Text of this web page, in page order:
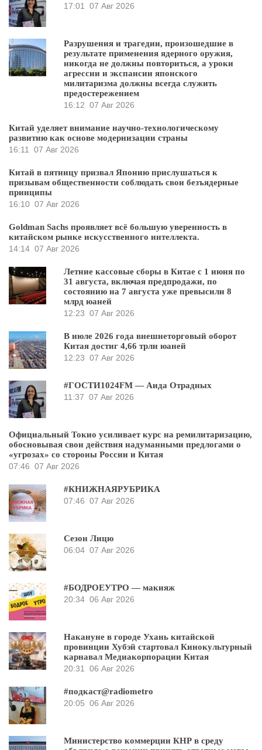
17:01
07 Авг 2026
Разрушения и трагедии, произошедшие в
результате применения ядерного оружия,
никогда не должны повториться, а уроки
агрессии и экспансии японского
милитаризма должны всегда служить
предостережением
16:12 07 Авг 2026
Китай уделяет внимание научно-технологическому
развитию как основе модернизации страны
16:11
07 Авг 2026
Китай в пятницу призвал Японию прислушаться к
призывам общественности соблюдать свои безъядерные
принципы
16:10 07 Авг 2026
Goldman Sachs проявляет всё большую уверенность в
китайском рынке искусственного интеллекта.
14:14 07 Авг 2026
Летние кассовые сборы в Китае с 1 июня по
31 августа, включая предпродажи, по
состоянию на 7 августа уже превысили 8
млрд юаней
12:23 07 Авг 2026
В июле 2026 года внешнеторговый оборот
Китая достиг 4,66 трлн юаней
12:23 07 Авг 2026
#ГОСТИ1024FM — Аида Отрадных
11:37 07 Авг 2026
Официальный Токио усиливает курс на ремилитаризацию,
обосновывая свои действия надуманными предлогами о
«угрозах» со стороны России и Китая
07:46 07 Авг 2026
#КНИЖНАЯРУБРИКА
07:46 07 Авг 2026
Сезон Лицю
06:04 07 Авг 2026
#БОДРОЕУТРО — макияж
20:34 06 Авг 2026
Накануне в городе Ухань китайской
провинции Хубэй стартовал Кинокультурный
карнавал Медиакорпорации Китая
20:31
06 Авг 2026
#подкаст@radiometro
20:05 06 Авг 2026
Министерство коммерции КНР в среду